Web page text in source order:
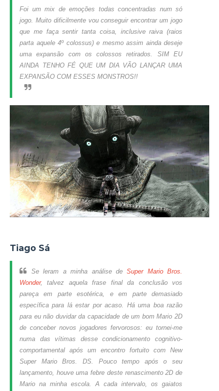
Foi um mix de emoções todas concentradas num só
jogo. Muito dificilmente vou conseguir encontrar um jogo
que me faça sentir tanta coisa, inclusive raiva (raios
parta aquele 4º colossus) e mesmo assim ainda deseje
uma expansão com os colossos retirados. SIM EU
AINDA TENHO FÉ QUE UM DIA VÃO LANÇAR UMA
EXPANSÃO COM ESSES MONSTROS!!
Tiago Sá
Se leram a minha análise deSuper Mario Bros.
Wonder, talvez aquela frase final da conclusão vos
pareça em parte esotérica, e em parte demasiado
específica para lá estar por acaso. Há uma boa razão
para eu não duvidar da capacidade de um bom Mario 2D
de conceber novos jogadores fervorosos: eu tornei-me
numa das vítimas desse condicionamento cognitivo-
comportamental após um encontro fortuito com New
Super Mario Bros. DS. Pouco tempo após o seu
lançamento, houve uma febre deste renascimento 2D de
Mario na minha escola. A cada intervalo, os gaiatos